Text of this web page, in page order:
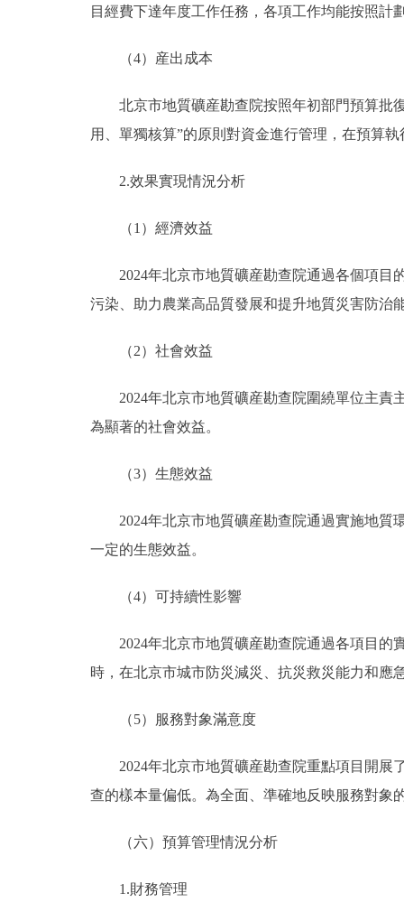
目經費下達年度工作任務，各項工作均能按照計
（4）産出成本
北京市地質礦産勘查院按照年初部門預算批
用、單獨核算”的原則對資金進行管理，在預算
2.效果實現情況分析
（1）經濟效益
2024年北京市地質礦産勘查院通過各個項
污染、助力農業高品質發展和提升地質災害防治
（2）社會效益
2024年北京市地質礦産勘查院圍繞單位主
為顯著的社會效益。
（3）生態效益
2024年北京市地質礦産勘查院通過實施地
一定的生態效益。
（4）可持續性影響
2024年北京市地質礦産勘查院通過各項目
時，在北京市城市防災減災、抗災救災能力和應
（5）服務對象滿意度
2024年北京市地質礦産勘查院重點項目開
查的樣本量偏低。為全面、準確地反映服務對象
（六）預算管理情況分析
1.財務管理